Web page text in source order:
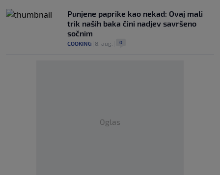
Punjene paprike kao nekad: Ovaj mali
trik naših baka čini nadjev savršeno
sočnim
COOKING 8. aug. 0
Oglas